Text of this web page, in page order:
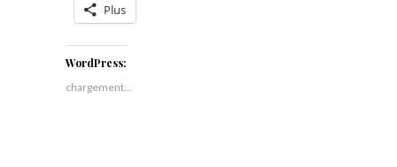
Plus
WordPress:
chargement…